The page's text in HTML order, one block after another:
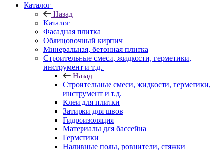
Каталог
Назад
Каталог
Фасадная плитка
Облицовочный кирпич
Минеральная, бетонная плитка
Строительные смеси, жидкости, герметики,
инструмент и т.д.
Назад
Строительные смеси, жидкости, герметики,
инструмент и т.д.
Клей для плитки
Затирки для швов
Гидроизоляция
Материалы для бассейна
Герметики
Наливные полы, ровнители, стяжки